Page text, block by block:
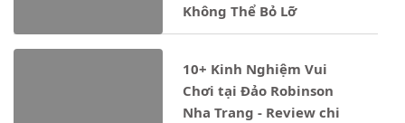
Không Thể Bỏ Lỡ
10+ Kinh Nghiệm Vui
Chơi tại Đảo Robinson
Nha Trang - Review chi